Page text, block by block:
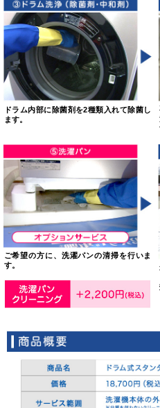
ドラム内部に除菌剤を2種類入れて除菌し
ます。
ご希望の方に、洗濯パンの清掃を行いま
す。